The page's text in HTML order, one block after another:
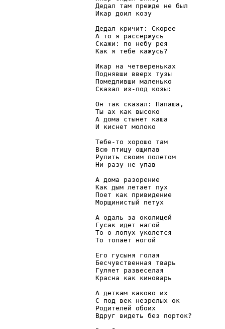
Дедал там прежде не был
Икар доил козу
Дедал кричит: Скорее
А то я рассержусь
Скажи: по небу рея
Как я тебе кажусь?
Икар на четвереньках
Поднявши вверх тузы
Помедливши маленько
Сказал из-под козы:
Он так сказал: Папаша,
Ты ах как высоко
А дома стынет каша
И киснет молоко
Тебе-то хорошо там
Всю птицу ощипав
Рулить своим полетом
Ни разу не упав
А дома разорение
Как дым летает пух
Поет как привидение
Морщинистый петух
А одаль за околицей
Гусак идет нагой
То о лопух уколется
То топает ногой
Его гусыня голая
Бесчувственная тварь
Гуляет развеселая
Красна как киноварь
А деткам каково их
С под век незрелых ок
Родителей обоих
Вдруг видеть без порток?